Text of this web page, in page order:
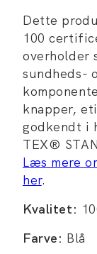
Dette
100
overholder
sundheds-
knapper,
godkendt i
TEX®
Læs mere
her.
Kvalitet:
Farve: Blå